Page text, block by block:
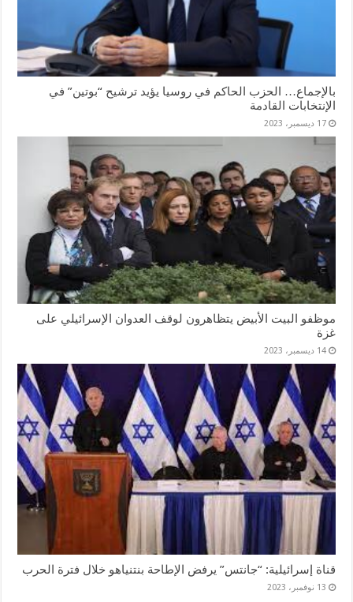
بالإجماع… الحزب الحاكم في روسيا يؤيد ترشيح “بوتين” في
الإنتخابات القادمة
17 ديسمبر، 2023
موظفو البيت الأبيض يتظاهرون لوقف العدوان الإسرائيلي على
غزة
14 ديسمبر، 2023
قناة إسرائيلية: “جانتس” يرفض الإطاحة بنتنياهو خلال فترة الحرب
13 نوفمبر، 2023